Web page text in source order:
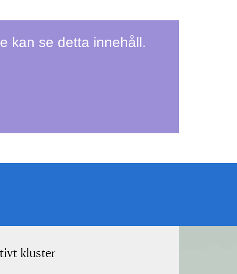
kan se detta innehåll.
kluster